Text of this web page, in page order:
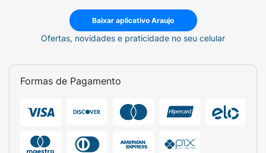
Baixar aplicativo Araujo
Ofertas, novidades e praticidade no seu celular
Formas de Pagamento